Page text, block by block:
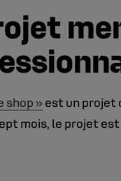
shop » est un projet
mois, le projet est